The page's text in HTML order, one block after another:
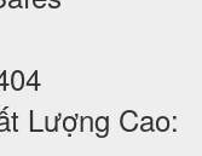
Lượng Cao: